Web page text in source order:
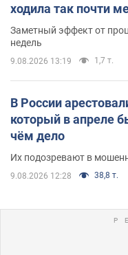
ходила так почти
Заметный эффект от
недель
9.08.2026 13:19 1,7 т.
В России
который в апреле
чём дело
Их подозревают в
9.08.2026 12:28 38,8 т.